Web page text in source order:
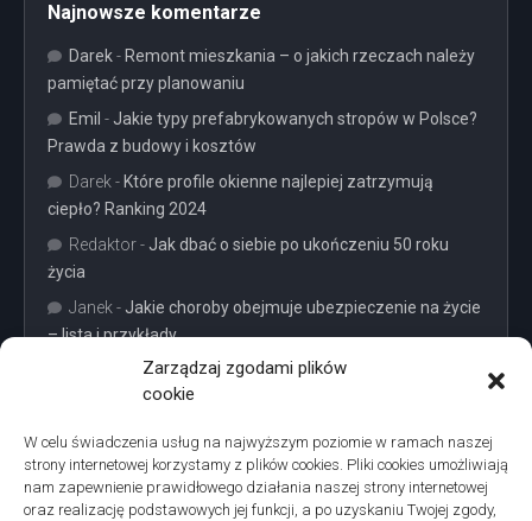
Zarządzaj zgodami plików
cookie
W celu świadczenia usług na najwyższym poziomie w ramach naszej
strony internetowej korzystamy z plików cookies. Pliki cookies umożliwiają
nam zapewnienie prawidłowego działania naszej strony internetowej
oraz realizację podstawowych jej funkcji, a po uzyskaniu Twojej zgody,
Najnowsze komentarze
Darek- Remont mieszkania – o jakich rzeczach należy
pamiętać przy planowaniu
Emil - Jakie typy prefabrykowanych stropów w Polsce?
Prawda z budowy i kosztów
Darek - Które profile okienne najlepiej zatrzymują
ciepło? Ranking 2024
Redaktor- Jak dbać o siebie po ukończeniu 50 roku
życia
Janek - Jakie choroby obejmuje ubezpieczenie na życie
– lista i przykłady
Projekty domów Podkarpacie